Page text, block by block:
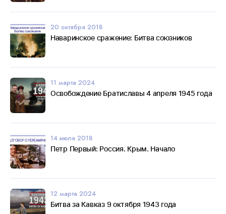
20 октября 2018
Наваринское сражение: Битва союзников
11 марта 2024
Освобождение Братиславы 4 апреля 1945 года
14 июля 2018
Петр Первый: Россия. Крым. Начало
12 марта 2024
Битва за Кавказ 9 октября 1943 года